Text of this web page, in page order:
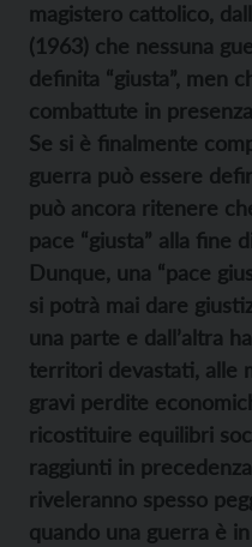
magistero cattolico,
(1963) che nessuna
definita “giusta”, men
combattute in
Se si è finalmente
guerra può essere
può ancora ritenere
pace “giusta” alla fine
Dunque, una “pace
si potrà mai dare
una parte e dall’altra
territori devastati, alle
gravi perdite
ricostituire equilibri
raggiunti in
riveleranno spesso
quando una guerra è